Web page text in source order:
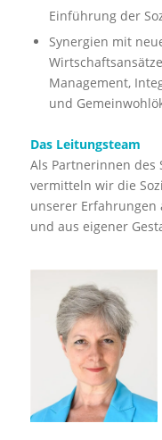
Einführung der
Synergien mit
Management,
und
Das Leitungsteam
Als Partnerinnen des
vermitteln wir die
unserer
und aus eigener